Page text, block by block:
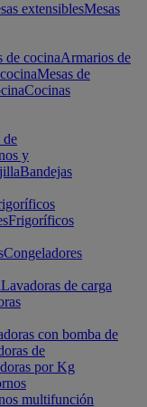
extensiblesMesas
de cocinaArmarios de
Mesas de
Cocinas
de
y
Bandejas
Frigoríficos
Congeladores
Lavadoras de carga
con bomba de
de
por Kg
multifunción